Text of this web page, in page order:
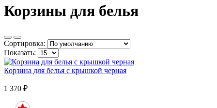
Корзины для белья
Сортировка:
Показать:
Корзина для белья с крышкой черная
1 370 ₽